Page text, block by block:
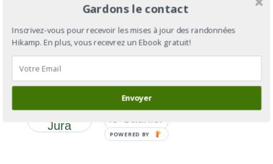
GR®59 :
Vosges au
Jura
section 3 :
de Lons-
à Culoz
Gardons le contact
Inscrivez-vous pour recevoir les mises à jour des randonnées
Hikamp. En plus, vous recevrez un Ebook gratuit!
Envoyer
POWERED BY